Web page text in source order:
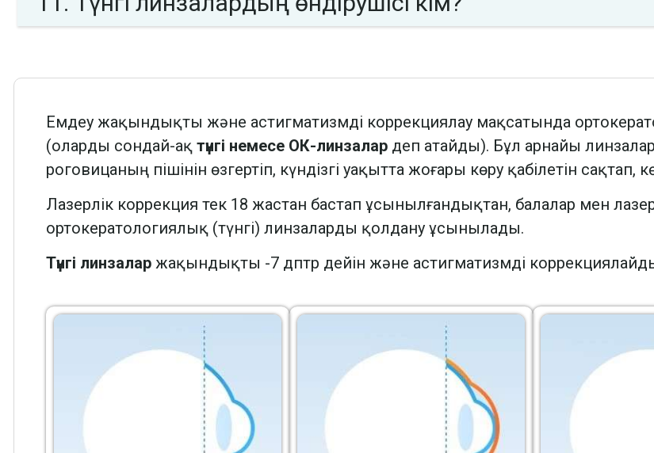
Емдеу жақындықты және астигматизмді коррекциялау мақсатында
(оларды сондай-ақ түнгі немесе ОК-линзалар деп атайды). Бұл арнайы
роговицаның пішінін өзгертіп, күндізгі уақытта жоғары көру қабілетін
Лазерлік коррекция тек 18 жастан бастап ұсынылғандықтан, балалар мен
ортокератологиялық (түнгі) линзаларды қолдану ұсынылады.
Түнгі линзалар жақындықты -7 дптр дейін және астигматизмді